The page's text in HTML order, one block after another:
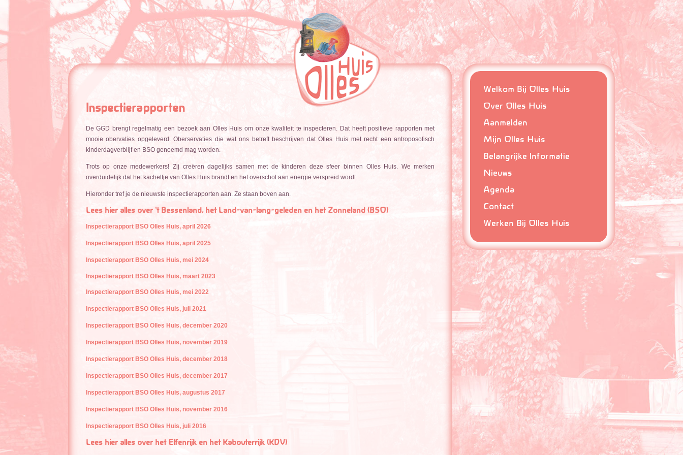
Inspectierapporten
De GGD brengt regelmatig een bezoek aan Olles Huis om onze kwaliteit te inspecteren. Dat heeft positieve rapporten met
mooie obervaties opgeleverd. Oberservaties die wat ons betreft beschrijven dat Olles Huis met recht een antroposofisch
kinderdagverblijf en BSO genoemd mag worden.
Trots op onze medewerkers! Zij creëren dagelijks samen met de kinderen deze sfeer binnen Olles Huis. We merken
overduidelijk dat het kacheltje van Olles Huis brandt en het overschot aan energie verspreid wordt.
Hieronder tref je de nieuwste inspectierapporten aan. Ze staan boven aan.
Lees hier alles over 't Bessenland, het Land-van-lang-geleden en het Zonneland (BSO)
Inspectierapport BSO Olles Huis, april 2026
Inspectierapport BSO Olles Huis, april 2025
Inspectierapport BSO Olles Huis, mei 2024
Inspectierapport BSO Olles Huis, maart 2023
Inspectierapport BSO Olles Huis, mei 2022
Inspectierapport BSO Olles Huis, juli 2021
Inspectierapport BSO Olles Huis, december 2020
Inspectierapport BSO Olles Huis, november 2019
Inspectierapport BSO Olles Huis, december 2018
Inspectierapport BSO Olles Huis, december 2017
Inspectierapport BSO Olles Huis, augustus 2017
Inspectierapport BSO Olles Huis, november 2016
Inspectierapport BSO Olles Huis, juli 2016
Lees hier alles over het Elfenrijk en het Kabouterrijk (KDV)
Welkom Bij Olles Huis
Over Olles Huis
Aanmelden
Mijn Olles Huis
Belangrijke Informatie
Nieuws
Agenda
Contact
Werken Bij Olles Huis